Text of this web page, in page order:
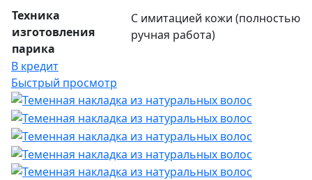
Техника
изготовления
парика
С имитацией кожи (полностью
ручная работа)
В кредит
Быстрый просмотр